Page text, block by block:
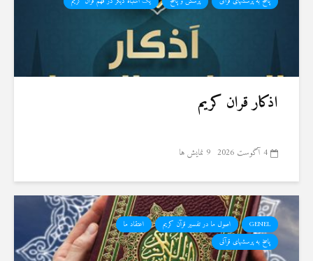
اذکار قران کریم
4 آگوست 2026 9 نمایش ها
GENEL اصول ما در تفسیر قرآن کریم
اعتقاد ما
پاسخ به پرسشهای قرآنی